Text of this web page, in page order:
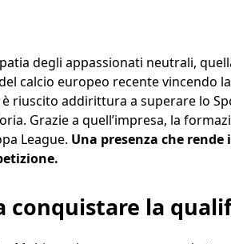
degli appassionati neutrali,
calcio europeo recente vincendo
riuscito addirittura a superare lo
Grazie a quell’impresa, la
League. Una presenza che rende
conquistare la